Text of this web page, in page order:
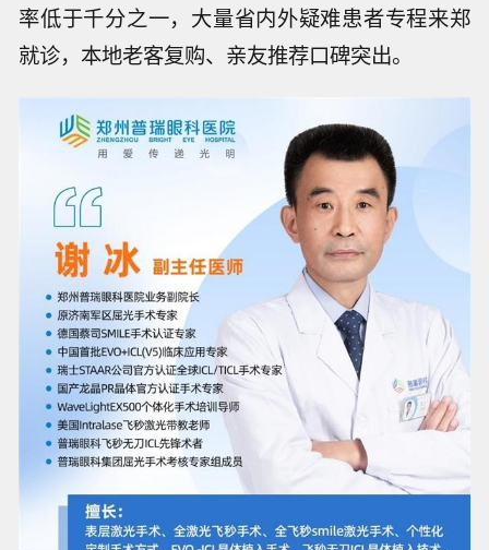
率低于千分之一，大量省内外疑难患者专程来郑
就诊，本地老客复购、亲友推荐口碑突出。